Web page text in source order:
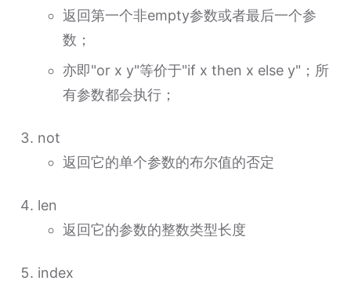
返回第一个非empty参数或者最后一个参
数；
亦即"or x y"等价于"if x then x else y"；所
有参数都会执行；
not
返回它的单个参数的布尔值的否定
len
返回它的参数的整数类型长度
index